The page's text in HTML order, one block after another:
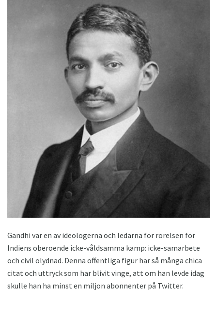
Gandhi var en av ideologerna och ledarna för rörelsen för
Indiens oberoende icke-våldsamma kamp: icke-samarbete
och civil olydnad. Denna offentliga figur har så många chica
citat och uttryck som har blivit vinge, att om han levde idag
skulle han ha minst en miljon abonnenter på Twitter.